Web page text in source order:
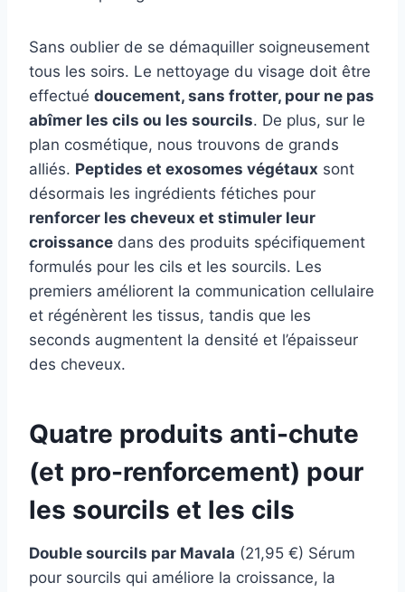
Sans oublier de se démaquiller soigneusement
tous les soirs. Le nettoyage du visage doit être
effectué doucement, sans frotter, pour ne pas
abîmer les cils ou les sourcils. De plus, sur le
plan cosmétique, nous trouvons de grands
alliés. Peptides et exosomes végétaux sont
désormais les ingrédients fétiches pour
renforcer les cheveux et stimuler leur
croissance dans des produits spécifiquement
formulés pour les cils et les sourcils. Les
premiers améliorent la communication cellulaire
et régénèrent les tissus, tandis que les
seconds augmentent la densité et l’épaisseur
des cheveux.
Quatre produits anti-chute
(et pro-renforcement) pour
les sourcils et les cils
Double sourcils par Mavala (21,95 €) Sérum
pour sourcils qui améliore la croissance, la